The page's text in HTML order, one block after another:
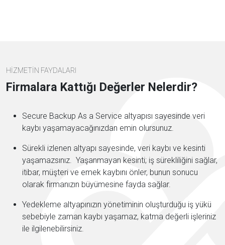
HİZMETİN FAYDALARI
Firmalara Kattığı Değerler Nelerdir?
Secure Backup As a Service altyapısı sayesinde veri
kaybı yaşamayacağınızdan emin olursunuz.
Sürekli izlenen altyapı sayesinde, veri kaybı ve kesinti
yaşamazsınız. Yaşanmayan kesinti; iş sürekliliğini sağlar,
itibar, müşteri ve emek kaybını önler, bunun sonucu
olarak firmanızın büyümesine fayda sağlar.
Yedekleme altyapınızın yönetiminin oluşturduğu iş yükü
sebebiyle zaman kaybı yaşamaz, katma değerli işleriniz
ile ilgilenebilirsiniz.